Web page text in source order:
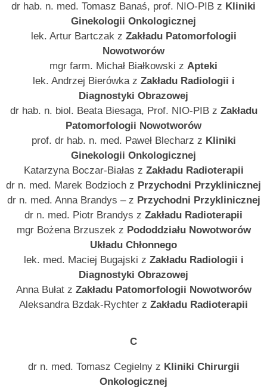
dr hab. n. med. Tomasz Banaś, prof. NIO-PIB z Kliniki
Ginekologii Onkologicznej
lek. Artur Bartczak z Zakładu Patomorfologii
Nowotworów
mgr farm. Michał Białkowski z Apteki
lek. Andrzej Bierówka z Zakładu Radiologii i
Diagnostyki Obrazowej
dr hab. n. biol. Beata Biesaga, Prof. NIO-PIB z Zakładu
Patomorfologii Nowotworów
prof. dr hab. n. med. Paweł Blecharz z Kliniki
Ginekologii Onkologicznej
Katarzyna Boczar-Białas z Zakładu Radioterapii
dr n. med. Marek Bodzioch z Przychodni Przyklinicznej
dr n. med. Anna Brandys – z Przychodni Przyklinicznej
dr n. med. Piotr Brandys z Zakładu Radioterapii
mgr Bożena Brzuszek z Pododdziału Nowotworów
Układu Chłonnego
lek. med. Maciej Bugajski z Zakładu Radiologii i
Diagnostyki Obrazowej
Anna Bułat z Zakładu Patomorfologii Nowotworów
Aleksandra Bzdak-Rychter z Zakładu Radioterapii
C
dr n. med. Tomasz Cegielny z Kliniki Chirurgii
Onkologicznej